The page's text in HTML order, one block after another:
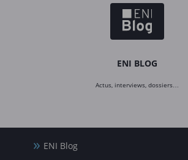
ENI BLOG
Actus, interviews, dossiers…
ENI Blog